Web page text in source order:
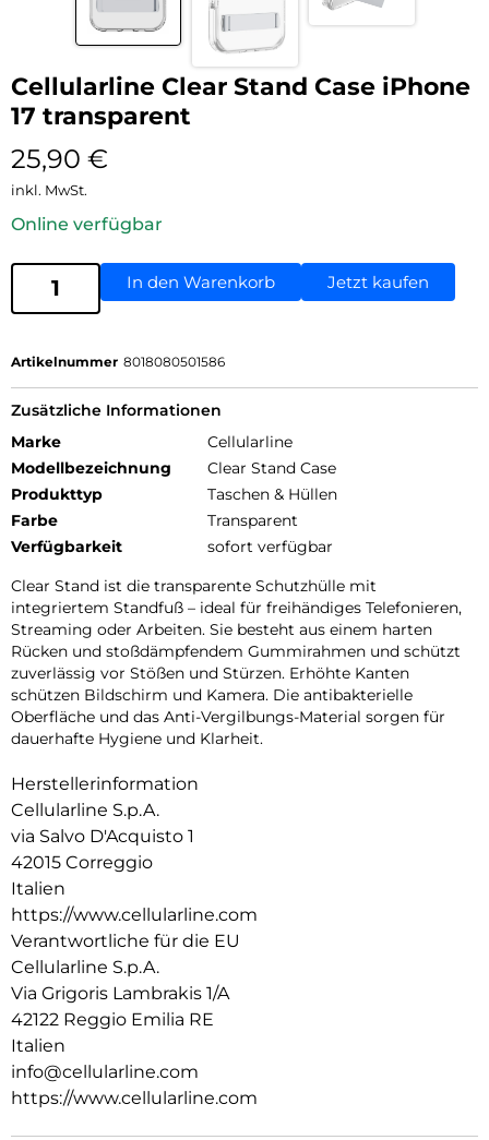
Cellularline Clear Stand Case iPhone
17 transparent
25,90 €
inkl. MwSt.
Online verfügbar
In den Warenkorb Jetzt kaufen
Artikelnummer 8018080501586
Zusätzliche Informationen
Marke
Cellularline
Modellbezeichnung
Clear Stand Case
Produkttyp
Taschen & Hüllen
Farbe
Transparent
Verfügbarkeit
sofort verfügbar
Clear Stand ist die transparente Schutzhülle mit
integriertem Standfuß – ideal für freihändiges Telefonieren,
Streaming oder Arbeiten. Sie besteht aus einem harten
Rücken und stoßdämpfendem Gummirahmen und schützt
zuverlässig vor Stößen und Stürzen. Erhöhte Kanten
schützen Bildschirm und Kamera. Die antibakterielle
Oberfläche und das Anti-Vergilbungs-Material sorgen für
dauerhafte Hygiene und Klarheit.
Herstellerinformation
Cellularline S.p.A.
via Salvo D'Acquisto 1
42015 Correggio
Italien
https://www.cellularline.com
Verantwortliche für die EU
Cellularline S.p.A.
Via Grigoris Lambrakis 1/A
42122 Reggio Emilia RE
Italien
info@cellularline.com
https://www.cellularline.com